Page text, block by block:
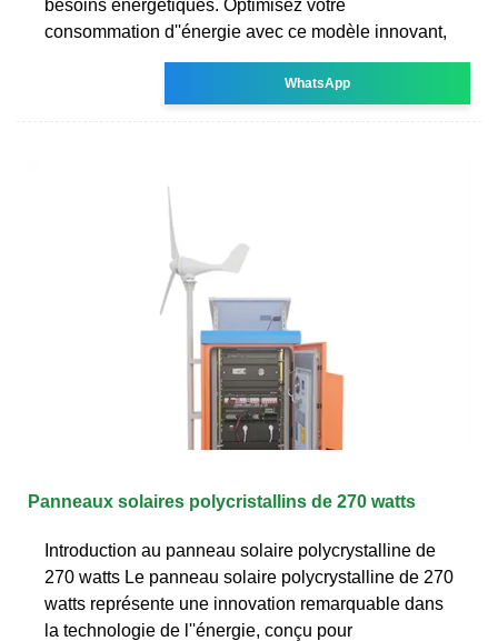
besoins énergétiques. Optimisez votre
consommation d''énergie avec ce modèle innovant,
WhatsApp
Panneaux solaires polycristallins de 270 watts
Introduction au panneau solaire polycrystalline de
270 watts Le panneau solaire polycrystalline de 270
watts représente une innovation remarquable dans
la technologie de l''énergie, conçu pour